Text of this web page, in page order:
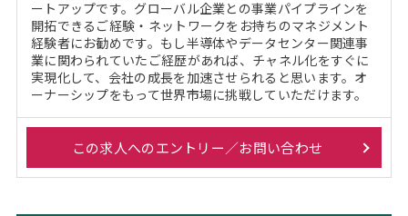
ートアップです。グローバル企業との事業パイプラインを
開拓できるご経験・ネットワークをお持ちのマネジメント
経験者にお勧めです。もし半導体やデータセンター関連事
業に関わられていたご経歴があれば、チャネル化をすぐに
実現化して、会社の成長を加速させられると思います。オ
ーナーシップをもって世界市場に挑戦していただけます。
この求人へのエントリー／お問い合わせ